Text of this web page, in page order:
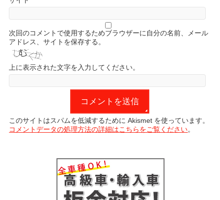
次回のコメントで使用するためブラウザーに自分の名前、メール
アドレス、サイトを保存する。
上に表示された文字を入力してください。
このサイトはスパムを低減するために Akismet を使っています。
コメントデータの処理方法の詳細はこちらをご覧ください。